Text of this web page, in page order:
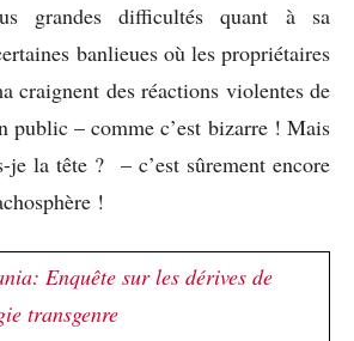
grandes difficultés quant à sa
banlieues où les propriétaires
craignent des réactions violentes de
public – comme c’est bizarre ! Mais
je la tête ? – c’est sûrement encore
!
Enquête sur les dérives de
transgenre